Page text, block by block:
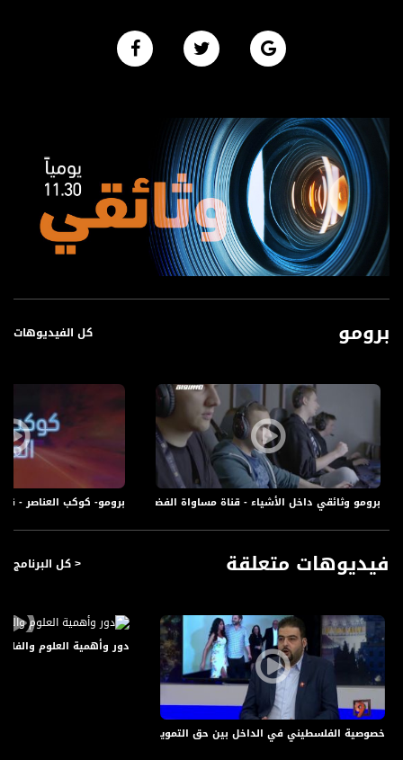
برومو كل الفيديوهات
برومو- كوكب العناصر - برومو وثائقي داخل الأشياء - قناة مساواة الفضائية
فيديوهات متعلقة < كل البرنامج
دور وأهمية العلوم والفلك - الحلقة كاملة
خصوصية الفلسطيني في الداخل بين حق التمويل واشكالية التطبيع! - رجا زعاترة - 21-10-2016-